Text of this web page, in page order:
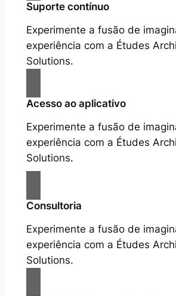
Suporte contínuo
Experimente a fusão de
experiência com a Études
Solutions.
Acesso ao aplicativo
Experimente a fusão de
experiência com a Études
Solutions.
Consultoria
Experimente a fusão de
experiência com a Études
Solutions.